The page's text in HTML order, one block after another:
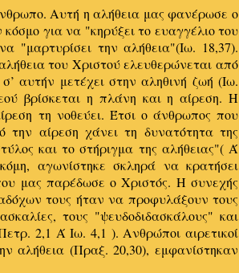
Αυτή η αλήθεια μας φανέρωσε ο
για να "κηρύξει το ευαγγέλιο του
"μαρτυρίσει την αλήθεια"(Ιω. 18,37).
του Χριστού ελευθερώνεται από
αυτήν μετέχει στην αληθινή ζωή (Ιω.
βρίσκεται η πλάνη και η αίρεση. Η
τη νοθεύει. Έτσι ο άνθρωπος που
αίρεση χάνει τη δυνατότητα της
και το στήριγμα της αλήθειας"( Ά
αγωνίστηκε σκληρά να κρατήσει
μας παρέδωσε ο Χριστός. Η συνεχής
τους ήταν να προφυλάξουν τους
τους "ψευδοδιδασκάλους" και
2,1 Ά Ιω. 4,1 ). Ανθρώποι αιρετικοί
αλήθεια (Πραξ. 20,30), εμφανίστηκαν